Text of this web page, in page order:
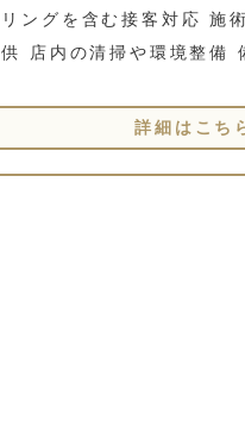
リングを含む接客対応 施
供 店内の清掃や環境整備
詳細はこち